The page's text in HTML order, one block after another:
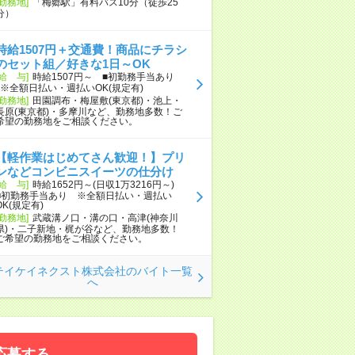
）
給1507円＋交通費！商品にチラシ
セット組／好きな1日～OK
与] 時給1507円～ ■初勤務手当あり
額日払い・週払いOK(規定有)
務地] 田園調布・梅屋敷(東京都)・池上・
原(東京都)・多摩川など、勤務地多数！ご
望の勤務地をご相談ください。
軽作業はじめてさん歓迎！】プリ
などコンビニスイーツの仕分け
与] 時給1652円～(日収1万3216円～)
勤務手当あり ※全額日払い・週払い
規定有)
務地] 武蔵溝ノ口・溝の口・高津(神奈川
)・二子新地・梶が谷など、勤務地多数！
希望の勤務地をご相談ください。
イケイネクスト株式会社のバイト一覧
へ